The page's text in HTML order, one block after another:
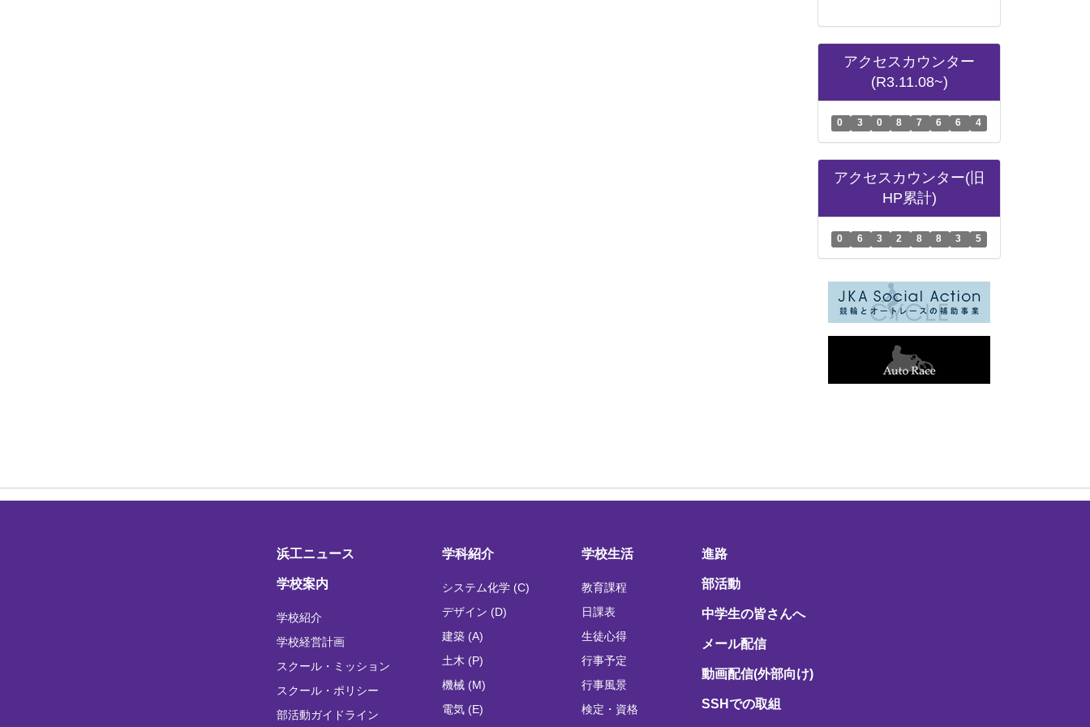
アクセスカウンター
(R3.11.08~)
0 3 0 8 7 6 6 4
アクセスカウンター(旧
HP累計)
0 6 3 2 8 8 3 5
浜工ニュース
学校案内
学校紹介
学校経営計画
スクール・ミッション
スクール・ポリシー
部活動ガイドライン
学科紹介
システム化学 (C)
デザイン (D)
建築 (A)
土木 (P)
機械 (M)
電気 (E)
学校生活
教育課程
日課表
生徒心得
行事予定
行事風景
検定・資格
進路
部活動
中学生の皆さんへ
メール配信
動画配信(外部向け)
SSHでの取組